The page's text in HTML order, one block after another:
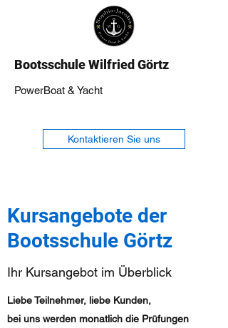
Bootsschule Wilfried Görtz
PowerBoat & Yacht
Kontaktieren Sie uns
Kursangebote der
Bootsschule Görtz
Ihr Kursangebot im Überblick
Liebe Teilnehmer, liebe Kunden,
bei uns werden monatlich die Prüfungen